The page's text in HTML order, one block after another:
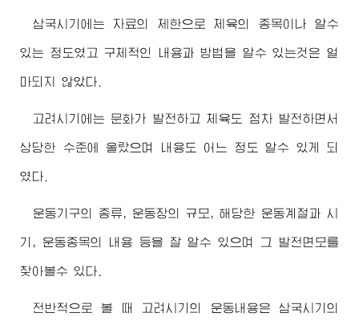
삼국시기에는 자료의 제한으로 체육의 종목이나 알수
있는 정도였고 구체적인 내용과 방법을 알수 있는것은 얼
마되지 않았다.
고려시기에는 문화가 발전하고 체육도 점차 발전하면서
상당한 수준에 올랐으며 내용도 어느 정도 알수 있게 되
였다.
운동기구의 종류, 운동장의 규모, 해당한 운동계절과 시
기, 운동종목의 내용 등을 잘 알수 있으며 그 발전면모를
찾아볼수 있다.
전반적으로 볼 때 고려시기의 운동내용은 삼국시기의